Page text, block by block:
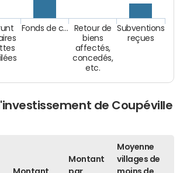
Fonds de c…
Retour de
biens
affectés,
concedés,
etc.
Subventions
reçues
de Coupéville
Montant
Moyenne
villages de